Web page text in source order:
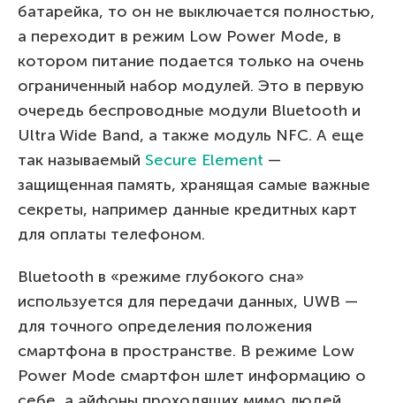
батарейка, то он не выключается полностью,
а переходит в режим Low Power Mode, в
котором питание подается только на очень
ограниченный набор модулей. Это в первую
очередь беспроводные модули Bluetooth и
Ultra Wide Band, а также модуль NFC. А еще
так называемый Secure Element —
защищенная память, хранящая самые важные
секреты, например данные кредитных карт
для оплаты телефоном.
Bluetooth в «режиме глубокого сна»
используется для передачи данных, UWB —
для точного определения положения
смартфона в пространстве. В режиме Low
Power Mode смартфон шлет информацию о